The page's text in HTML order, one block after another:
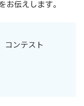
お伝えします。
コンテスト